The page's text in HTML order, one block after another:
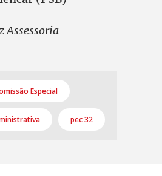
Assessoria
Especial
pec 32